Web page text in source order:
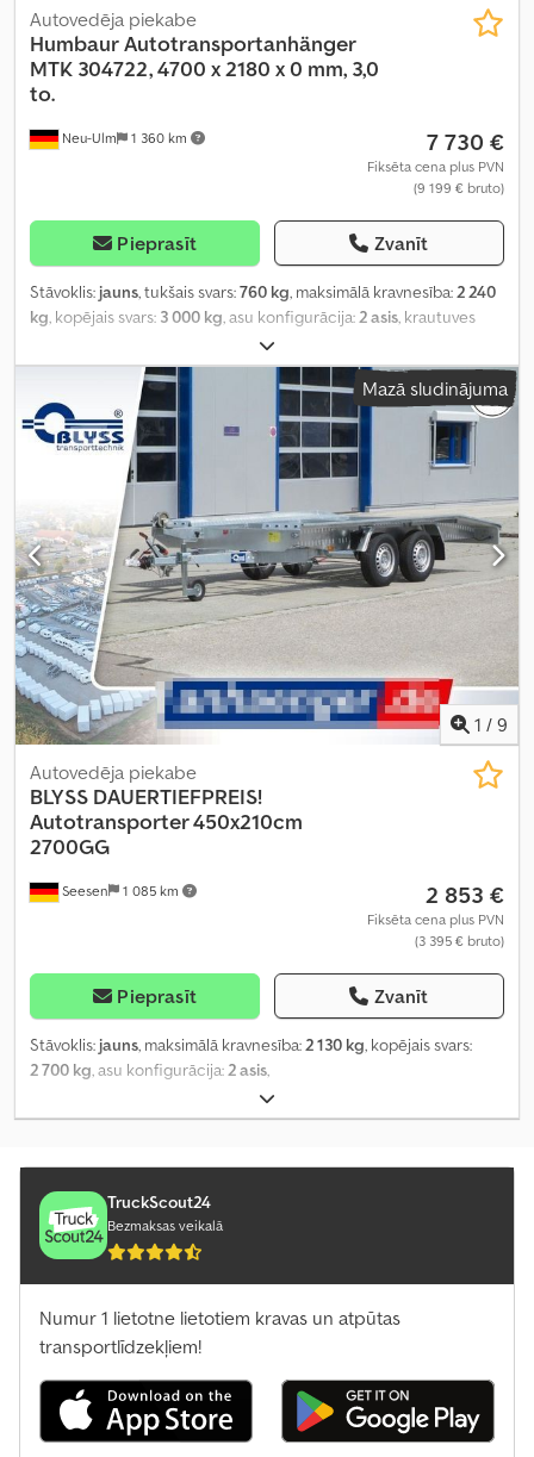
Neu-Ulm 1 360 km
Autovedēja piekabe
HumbaurAutotransportanhänger
MTK 304722, 4700 x 2180 x 0 mm, 3,0
to.
7 730 €
Fiksēta cena plus PVN
(9 199 € bruto)
Pieprasīt Zvanīt
Stāvoklis: jauns, tukšais svars:760 kg, maksimālā kravnesība:2 240
kg, kopējais svars: 3 000 kg, asu konfigurācija:2 asis, krautuves
, iekraušanas vietas platums:
cits, būvniecības augstums:900 mm, darba platums:2 180 mm,
kabeļu vinča Mazā sludinājuma
1 / 9
Seesen 1 085 km
Autovedēja piekabe
BLYSS DAUERTIEFPREIS!
Autotransporter 450x210cm
2700GG
2 853 €
Fiksēta cena plus PVN
(3 395 € bruto)
Pieprasīt Zvanīt
Stāvoklis: jauns, maksimālā kravnesība: 2 130 kg, kopējais svars:
2 700 kg , asu konfigurācija: 2 asis
TruckScout24
Bezmaksas veikalā
Numur 1 lietotne lietotiem kravas un atpūtas
transportlīdzekļiem!